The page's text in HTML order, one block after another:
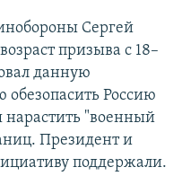
Сергей
призыва с 18–
данную
Россию
"военный
Президент и
поддержали.